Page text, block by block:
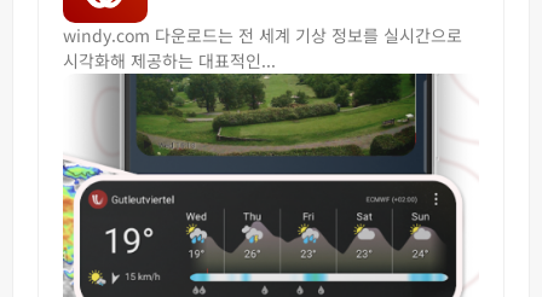
windy.com 다운로드는 전 세계 기상 정보를 실시간으로
시각화해 제공하는 대표적인...